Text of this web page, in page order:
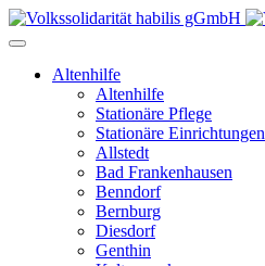
Altenhilfe
Altenhilfe
Stationäre Pflege
Stationäre Einrichtungen
Allstedt
Bad Frankenhausen
Benndorf
Bernburg
Diesdorf
Genthin